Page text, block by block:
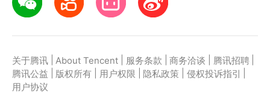
关于腾讯 About Tencent 服务条款 商务洽谈 腾讯招聘
腾讯公益
版权所有 用户权限 隐私政策 侵权投诉指引
用户协议